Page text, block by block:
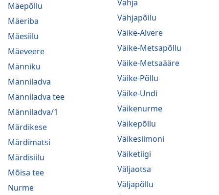
Mäepõllu
Mäeriba
Mäesiilu
Mäeveere
Männiku
Männiladva
Männiladva tee
Männiladva/1
Märdikese
Märdimatsi
Märdisiilu
Mõisa tee
Nurme
Vähja
Vähjapõllu
Väike-Alvere
Väike-Metsapõllu
Väike-Metsaääre
Väike-Põllu
Väike-Undi
Väikenurme
Väikepõllu
Väikesiimoni
Väiketiigi
Väljaotsa
Väljapõllu